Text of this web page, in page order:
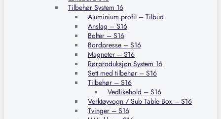
Tilbehør System 16
Aluminium profil – Tilbud
Anslag – S16
Bolter – S16
Bordpresse – S16
Magneter – S16
Rørproduksjon System 16
Sett med tilbehør – S16
Tilbehør – S16
Vedlikehold – S16
Verktøyvogn / Sub Table Box – S16
Tvinger – S16